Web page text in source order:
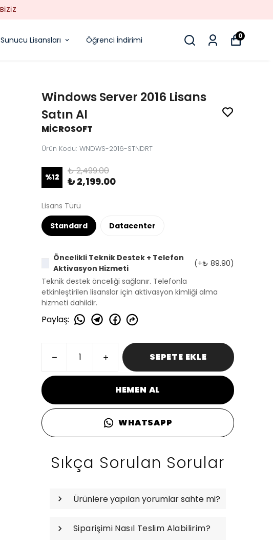
Sunucu Lisansları Öğrenci İndirimi 0
Windows Server 2016 Lisans
Satın Al
MİCROSOFT
Ürün Kodu: WNDWS-2016-STNDRT
%12
₺ 2,499.00
₺ 2,199.00
Lisans Türü
Standard
Datacenter
Öncelikli Teknik Destek + Telefon
Aktivasyon Hizmeti
(+₺ 89.90)
Teknik destek önceliği sağlanır. Telefonla
etkinleştirilen lisanslar için aktivasyon kimliği alma
hizmeti dahildir.
Paylaş:
SEPETE EKLE
HEMEN AL
WHATSAPP
Sıkça Sorulan Sorular
Ürünlere yapılan yorumlar sahte mi?
Siparişimi Nasıl Teslim Alabilirim?